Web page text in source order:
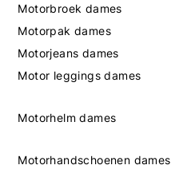
Motorbroek dames
Motorpak dames
Motorjeans dames
Motor leggings dames
Motorhelm dames
Motorhandschoenen dames